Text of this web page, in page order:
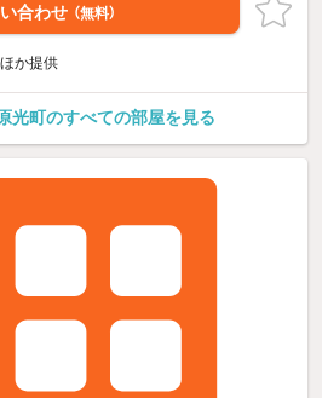
合わせ （無料）
ほか提供
光町のすべての部屋を見る